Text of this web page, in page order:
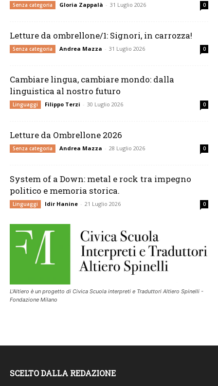
Senza categoria Gloria Zappalà - 31 Luglio 2026 0
Letture da ombrellone/1: Signori, in carrozza!
Senza categoria Andrea Mazza - 31 Luglio 2026 0
Cambiare lingua, cambiare mondo: dalla
linguistica al nostro futuro
Linguaggi Filippo Terzi - 30 Luglio 2026 0
Letture da Ombrellone 2026
Senza categoria Andrea Mazza - 28 Luglio 2026 0
System of a Down: metal e rock tra impegno
politico e memoria storica.
Linguaggi Idir Hanine - 21 Luglio 2026 0
L'Altiero è un progetto di Civica Scuola interpreti e Traduttori Altiero Spinelli -
Fondazione Milano
SCELTO DALLA REDAZIONE